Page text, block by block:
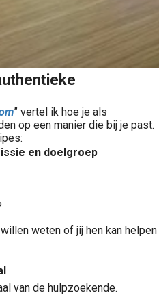
” vertel ik hoe je als
op een manier die bij je past.
en doelgroep
weten of jij hen kan helpen
van de hulpzoekende.